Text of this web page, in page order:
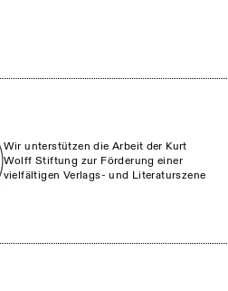
Wir unterstützen die Arbeit der Kurt
Wolff Stiftung zur Förderung einer
vielfältigen Verlags- und Literaturszene